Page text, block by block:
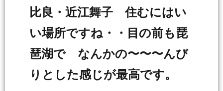
比良・近江舞子 住むにはい
い場所ですね・・目の前も琵
琶湖で なんかの〜〜〜んび
りとした感じが最高です。